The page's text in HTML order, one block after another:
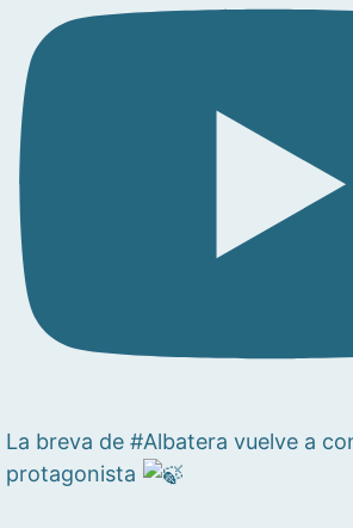
La breva de #Albatera vuelve a
protagonista